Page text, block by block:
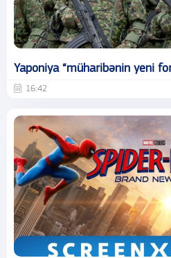
Yaponiya “müharibənin yeni
16:42